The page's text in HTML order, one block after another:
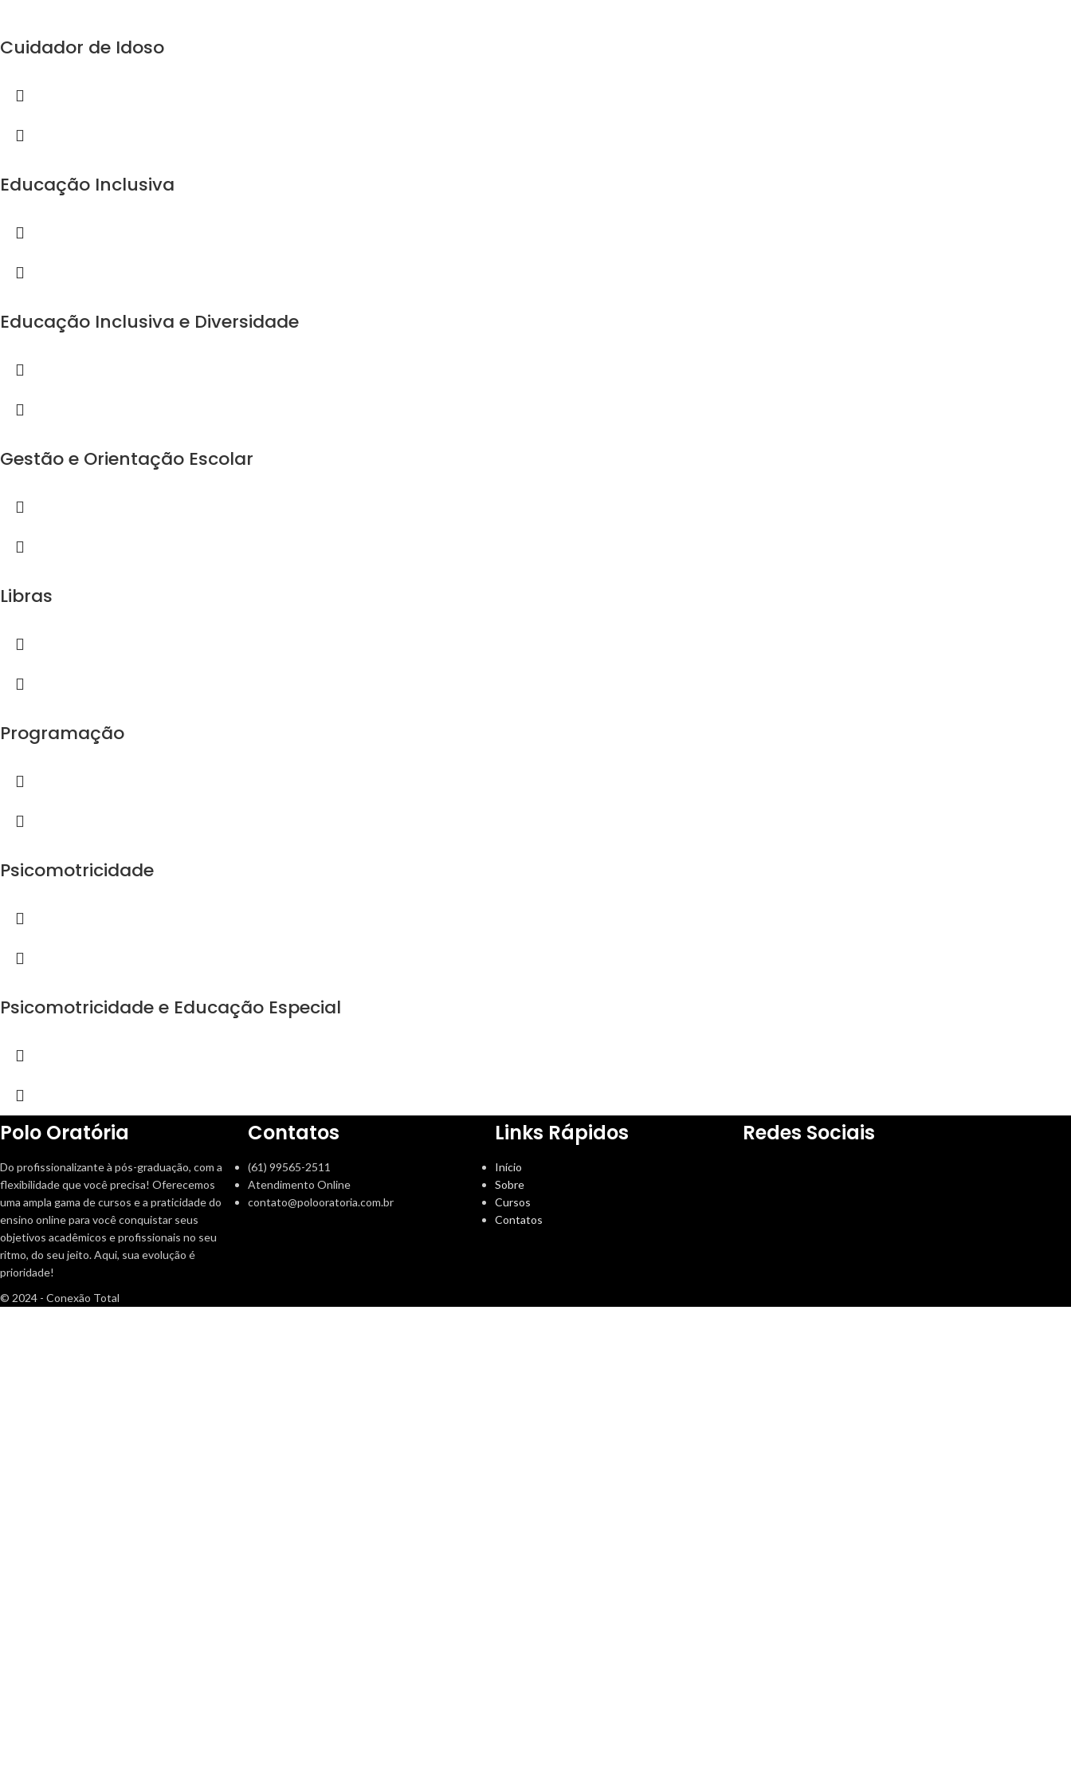
Cuidador de Idoso
Educação Inclusiva
Educação Inclusiva e Diversidade
Gestão e Orientação Escolar
Libras
Programação
Psicomotricidade
Psicomotricidade e Educação Especial
Polo Oratória
Do profissionalizante à pós-graduação, com a
flexibilidade que você precisa! Oferecemos
uma ampla gama de cursos e a praticidade do
ensino online para você conquistar seus
objetivos acadêmicos e profissionais no seu
ritmo, do seu jeito. Aqui, sua evolução é
prioridade!
Contatos
(61) 99565-2511
Atendimento Online
contato@polooratoria.com.br
Links Rápidos
Início
Sobre
Cursos
Contatos
Redes Sociais
© 2024 - Conexão Total